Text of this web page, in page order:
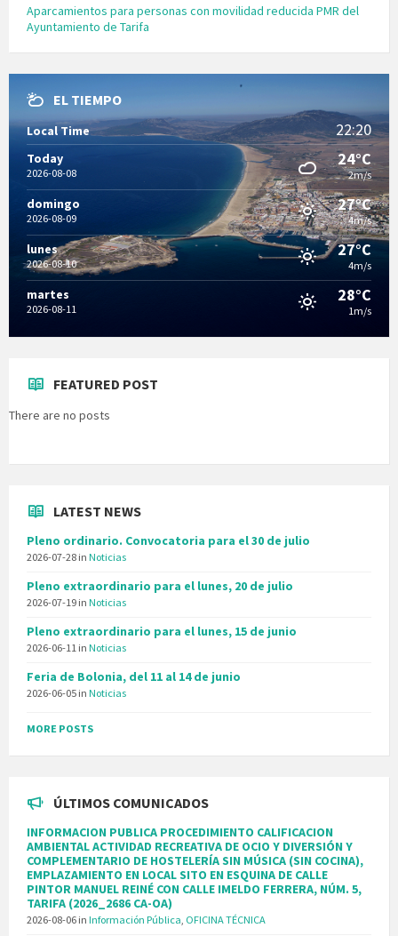
Aparcamientos para personas con movilidad reducida PMR del
Ayuntamiento de Tarifa
EL TIEMPO
Local Time 22:20
Today
2026-08-08
24°C
2m/s
domingo
2026-08-09
27°C
4m/s
lunes
2026-08-10
27°C
4m/s
martes
2026-08-11
28°C
1m/s
FEATURED POST
There are no posts
LATEST NEWS
Pleno ordinario. Convocatoria para el 30 de julio
2026-07-28 in Noticias
Pleno extraordinario para el lunes, 20 de julio
2026-07-19 in Noticias
Pleno extraordinario para el lunes, 15 de junio
2026-06-11 in Noticias
Feria de Bolonia, del 11 al 14 de junio
2026-06-05 in Noticias
MORE POSTS
ÚLTIMOS COMUNICADOS
INFORMACION PUBLICA PROCEDIMIENTO CALIFICACION
AMBIENTAL ACTIVIDAD RECREATIVA DE OCIO Y DIVERSIÓN Y
COMPLEMENTARIO DE HOSTELERÍA SIN MÚSICA (SIN COCINA),
EMPLAZAMIENTO EN LOCAL SITO EN ESQUINA DE CALLE
PINTOR MANUEL REINÉ CON CALLE IMELDO FERRERA, NÚM. 5,
TARIFA (2026_2686 CA-OA)
2026-08-06 in Información Pública, OFICINA TÉCNICA